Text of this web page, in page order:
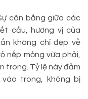
cân bằng giữa các
cấu, hương vị của
không chỉ đẹp về
nếp mỏng vừa phải,
trong. Tỷ lệ này đảm
trong, không bị